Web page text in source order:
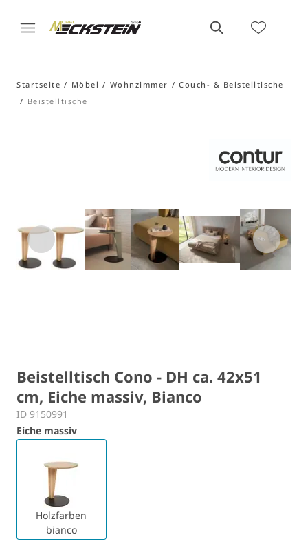
Startseite Möbel Wohnzimmer
Couch- & Beistelltische
Beistelltische
Beistelltisch Cono - DH ca. 42x51
cm, Eiche massiv, Bianco
ID 9150991
Eiche massiv
Holzfarben
bianco